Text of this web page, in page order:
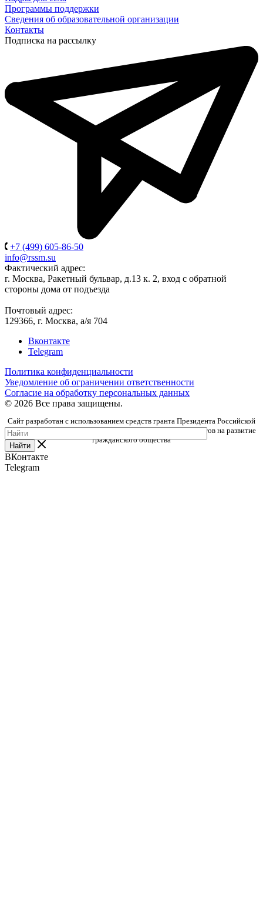
Программы поддержки
Сведения об образовательной организации
Контакты
Подписка на рассылку
+7 (499) 605-86-50
info@rssm.su
Фактический адрес:
г. Москва, Ракетный бульвар, д.13 к. 2, вход с обратной
стороны дома от подъезда
Почтовый адрес:
129366, г. Москва, а/я 704
Вконтакте
Telegram
Политика конфиденциальности
Уведомление об ограничении ответственности
Согласие на обработку персональных данных
© 2026 Все права защищены.
Сайт разработан с использованием средств гранта Президента Российской
Федерации, предоставленного Фондом президентских грантов на развитие
гражданского общества
Найти
ВКонтакте
Telegram